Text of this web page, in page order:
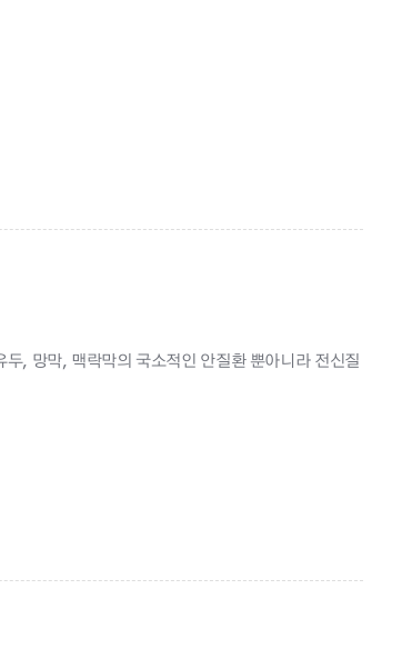
, 망막, 맥락막의 국소적인 안질환 뿐아니라 전신질